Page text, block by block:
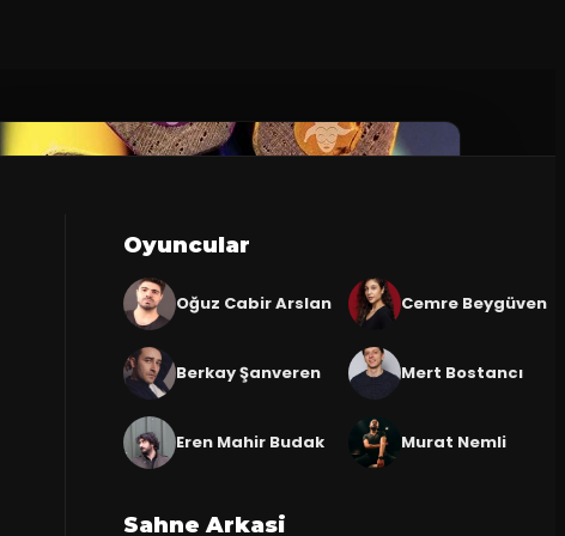
Oyuncular
Oğuz Cabir Arslan Cemre Beygüven
Berkay Şanveren Mert Bostancı
Eren Mahir Budak Murat Nemli
Sahne Arkasi